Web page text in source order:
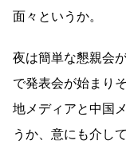
面々というか。
夜は簡単な懇親会
で発表会が始まり
地メディアと中国
うか、意にも介し